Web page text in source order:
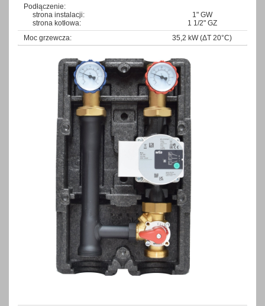
Podłączenie:
strona instalacji:
strona kotłowa:
1" GW
1 1/2" GZ
Moc grzewcza:
35,2 kW (ΔT 20°C)